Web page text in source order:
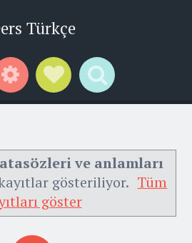
Türkçe
WidgetsSocial Links
Search
ve anlamları
gösteriliyor. Tüm
göster